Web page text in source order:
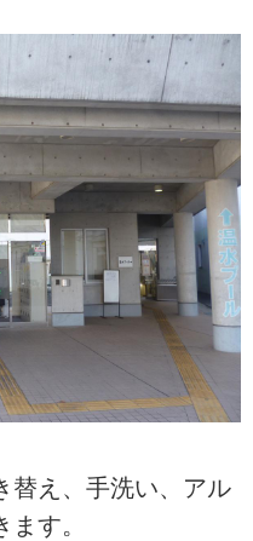
替え、手洗い、アル
す。